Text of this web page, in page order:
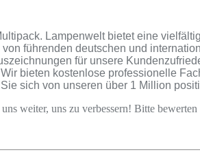
Lampenwelt bietet eine
führenden deutschen und
für unsere
bieten kostenlose professionelle
sich von unseren über 1 Million
weiter, uns zu verbessern! Bitte bewerten